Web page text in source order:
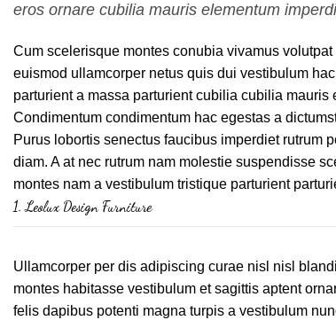
eros ornare cubilia mauris elementum
Cum scelerisque montes conubia vivamus volutpat
euismod ullamcorper netus quis dui vestibulum
parturient a massa parturient cubilia cubilia mauris
Condimentum condimentum hac egestas a
Purus lobortis senectus faucibus imperdiet rutrum
diam. A at nec rutrum nam molestie suspendisse
montes nam a vestibulum tristique parturient
1. Leolux Design Furniture
Ullamcorper per dis adipiscing curae nisl nisl
montes habitasse vestibulum et sagittis aptent
felis dapibus potenti magna turpis a vestibulum